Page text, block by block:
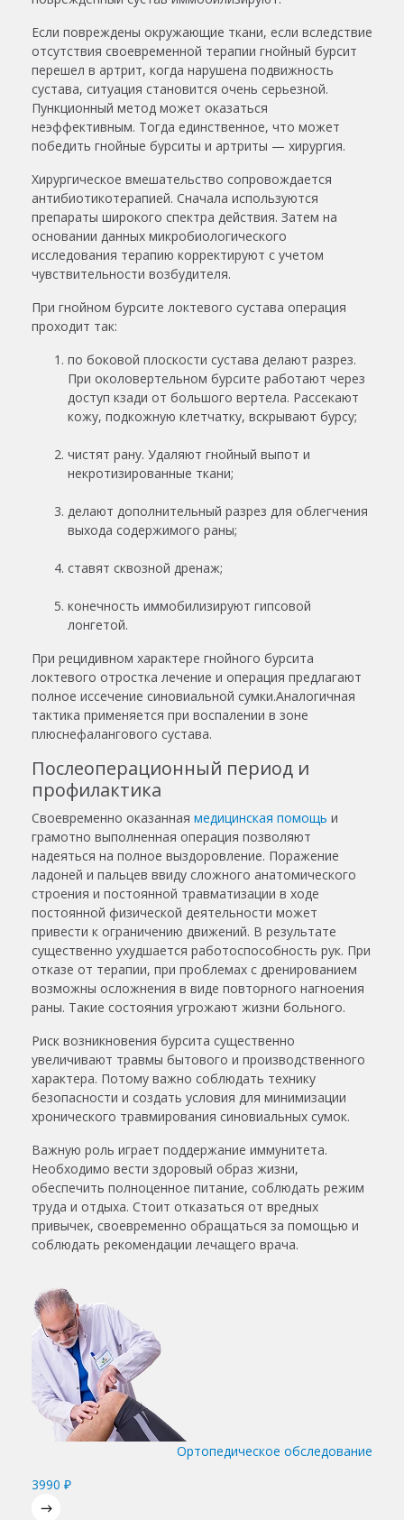
Если повреждены окружающие ткани, если вследствие
отсутствия своевременной терапии гнойный бурсит
перешел в артрит, когда нарушена подвижность
сустава, ситуация становится очень серьезной.
Пункционный метод может оказаться
неэффективным. Тогда единственное, что может
победить гнойные бурситы и артриты — хирургия.
Хирургическое вмешательство сопровождается
антибиотикотерапией. Сначала используются
препараты широкого спектра действия. Затем на
основании данных микробиологического
исследования терапию корректируют с учетом
чувствительности возбудителя.
При гнойном бурсите локтевого сустава операция
проходит так:
по боковой плоскости сустава делают разрез.
При околовертельном бурсите работают через
доступ кзади от большого вертела. Рассекают
кожу, подкожную клетчатку, вскрывают бурсу;
чистят рану. Удаляют гнойный выпот и
некротизированные ткани;
делают дополнительный разрез для облегчения
выхода содержимого раны;
ставят сквозной дренаж;
конечность иммобилизируют гипсовой
лонгетой.
При рецидивном характере гнойного бурсита
локтевого отростка лечение и операция предлагают
полное иссечение синовиальной сумки.Аналогичная
тактика применяется при воспалении в зоне
плюснефалангового сустава.
Послеоперационный период и
профилактика
Своевременно оказанная медицинская помощь и
грамотно выполненная операция позволяют
надеяться на полное выздоровление. Поражение
ладоней и пальцев ввиду сложного анатомического
строения и постоянной травматизации в ходе
постоянной физической деятельности может
привести к ограничению движений. В результате
существенно ухудшается работоспособность рук. При
отказе от терапии, при проблемах с дренированием
возможны осложнения в виде повторного нагноения
раны. Такие состояния угрожают жизни больного.
Риск возникновения бурсита существенно
увеличивают травмы бытового и производственного
характера. Потому важно соблюдать технику
безопасности и создать условия для минимизации
хронического травмирования синовиальных сумок.
Важную роль играет поддержание иммунитета.
Необходимо вести здоровый образ жизни,
обеспечить полноценное питание, соблюдать режим
труда и отдыха. Стоит отказаться от вредных
привычек, своевременно обращаться за помощью и
соблюдать рекомендации лечащего врача.
Ортопедическое обследование
3990 ₽